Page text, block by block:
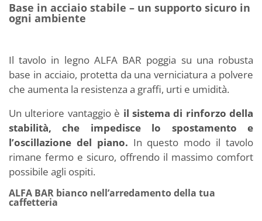
Base in acciaio stabile – un supporto sicuro in
ogni ambiente
Il tavolo in legno ALFA BAR poggia su una robusta
base in acciaio, protetta da una verniciatura a polvere
che aumenta la resistenza a graffi, urti e umidità.
Un ulteriore vantaggio è il sistema di rinforzo della
stabilità, che impedisce lo spostamento e
l’oscillazione del piano. In questo modo il tavolo
rimane fermo e sicuro, offrendo il massimo comfort
possibile agli ospiti.
ALFA BAR bianco nell’arredamento della tua
caffetteria